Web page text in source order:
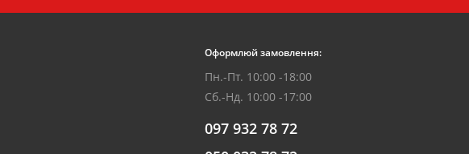
Оформлюй замовлення:
Пн.-Пт. 10:00 -18:00
Сб.-Нд. 10:00 -17:00
097 932 78 72